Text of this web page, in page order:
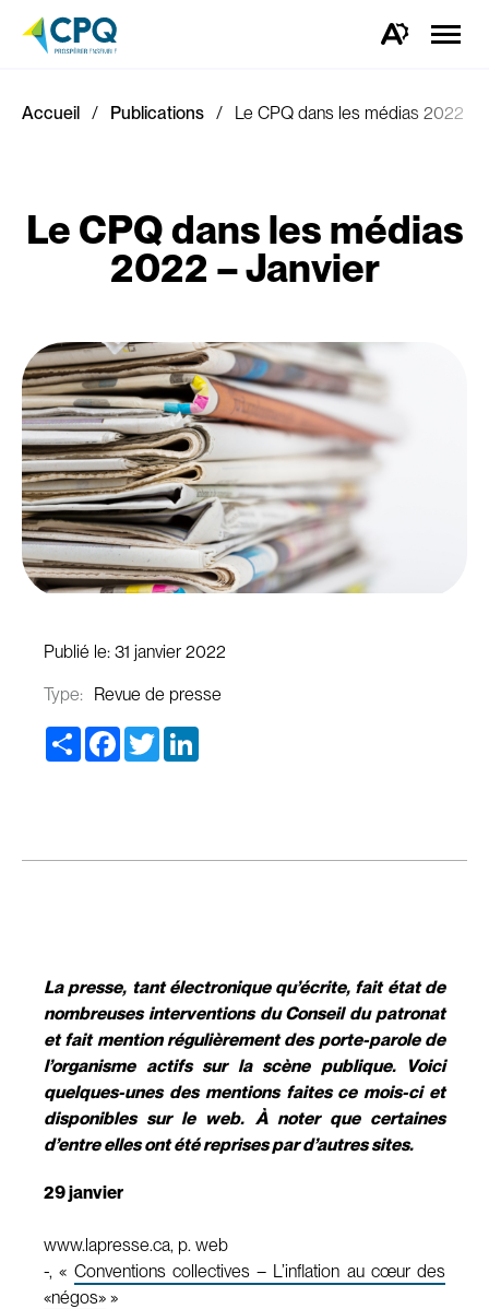
Ouvrez
d'accessibilité.
la
Accueil Publications Le CPQ dans les médias 2022 –
Le CPQ dans les médias
2022 – Janvier
Publié le: 31 janvier 2022
Type: Revue de presse
Share Facebook
Twitter
La presse, tant électronique qu’écrite, fait état de
nombreuses interventions du Conseil du patronat
et fait mention régulièrement des porte-parole de
l’organisme actifs sur la scène publique. Voici
quelques-unes des mentions faites ce mois-ci et
disponibles sur le web. À noter que certaines
d’entre elles ont été reprises par d’autres sites.
29 janvier
www.lapresse.ca, p. web
-, « Conventions collectives – L’inflation au cœur des
«négos» »